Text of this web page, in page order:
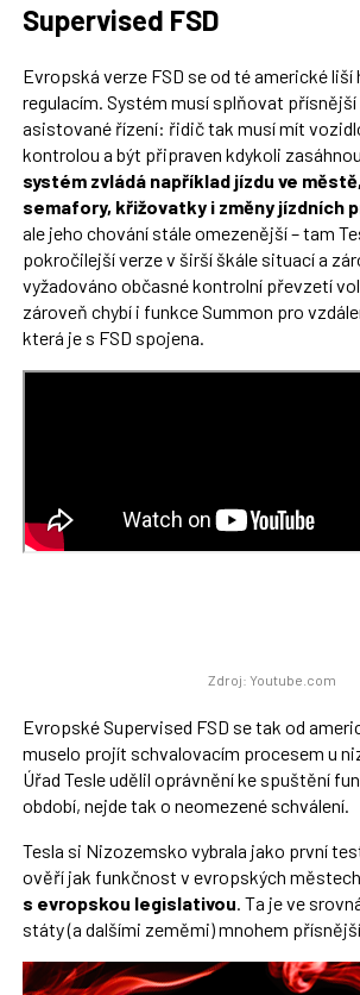
Supervised FSD
Evropská verze FSD se od té americké liší
regulacím. Systém musí splňovat přísnější
asistované řízení: řidič tak musí mít
kontrolou a být připraven kdykoli
systém zvládá například jízdu ve
semafory, křižovatky i změny jízdních
ale jeho chování stále omezenější – tam
pokročilejší verze v širší škále situací a
vyžadováno občasné kontrolní převzetí
zároveň chybí i funkce Summon pro
která je s FSD spojena.
Zdroj: Youtube.com
Evropské Supervised FSD se tak od
muselo projít schvalovacím procesem u
Úřad Tesle udělil oprávnění ke spuštění
období, nejde tak o neomezené schválení.
Tesla si Nizozemsko vybrala jako první
ověří jak funkčnost v evropských
s evropskou legislativou . Ta je ve
státy (a dalšími zeměmi) mnohem přísnější.